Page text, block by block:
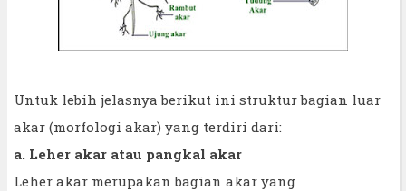
Untuk lebih jelasnya berikut ini struktur bagian luar
akar (morfologi akar) yang terdiri dari:
a. Leher akar atau pangkal akar
Leher akar merupakan bagian akar yang